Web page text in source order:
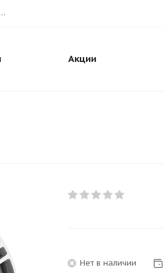
г. Череповец ул Кирилловское шоссе 80А АВТОШИНА.РУС
Акции
Нет в наличии